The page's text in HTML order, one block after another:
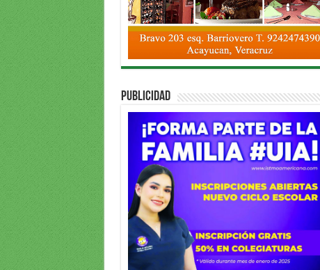
PUBLICIDAD